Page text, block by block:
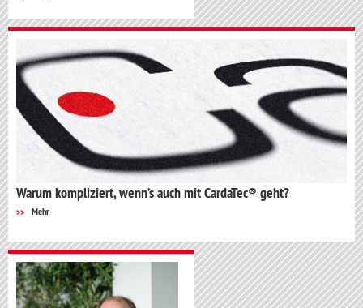
Warum kompliziert, wenn’s auch mit CardaTec® geht?
Mehr